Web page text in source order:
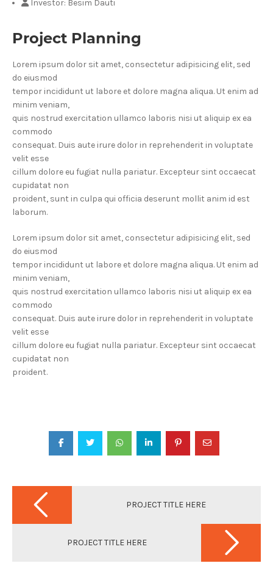
Investor: Besim Dauti
Project Planning
Lorem ipsum dolor sit amet, consectetur adipisicing elit, sed
do eiusmod
tempor incididunt ut labore et dolore magna aliqua. Ut enim ad
minim veniam,
quis nostrud exercitation ullamco laboris nisi ut aliquip ex ea
commodo
consequat. Duis aute irure dolor in reprehenderit in voluptate
velit esse
cillum dolore eu fugiat nulla pariatur. Excepteur sint occaecat
cupidatat non
proident, sunt in culpa qui officia deserunt mollit anim id est
laborum.
Lorem ipsum dolor sit amet, consectetur adipisicing elit, sed
do eiusmod
tempor incididunt ut labore et dolore magna aliqua. Ut enim ad
minim veniam,
quis nostrud exercitation ullamco laboris nisi ut aliquip ex ea
commodo
consequat. Duis aute irure dolor in reprehenderit in voluptate
velit esse
cillum dolore eu fugiat nulla pariatur. Excepteur sint occaecat
cupidatat non
proident.
t
PROJECT TITLE HERE
PROJECT TITLE HERE